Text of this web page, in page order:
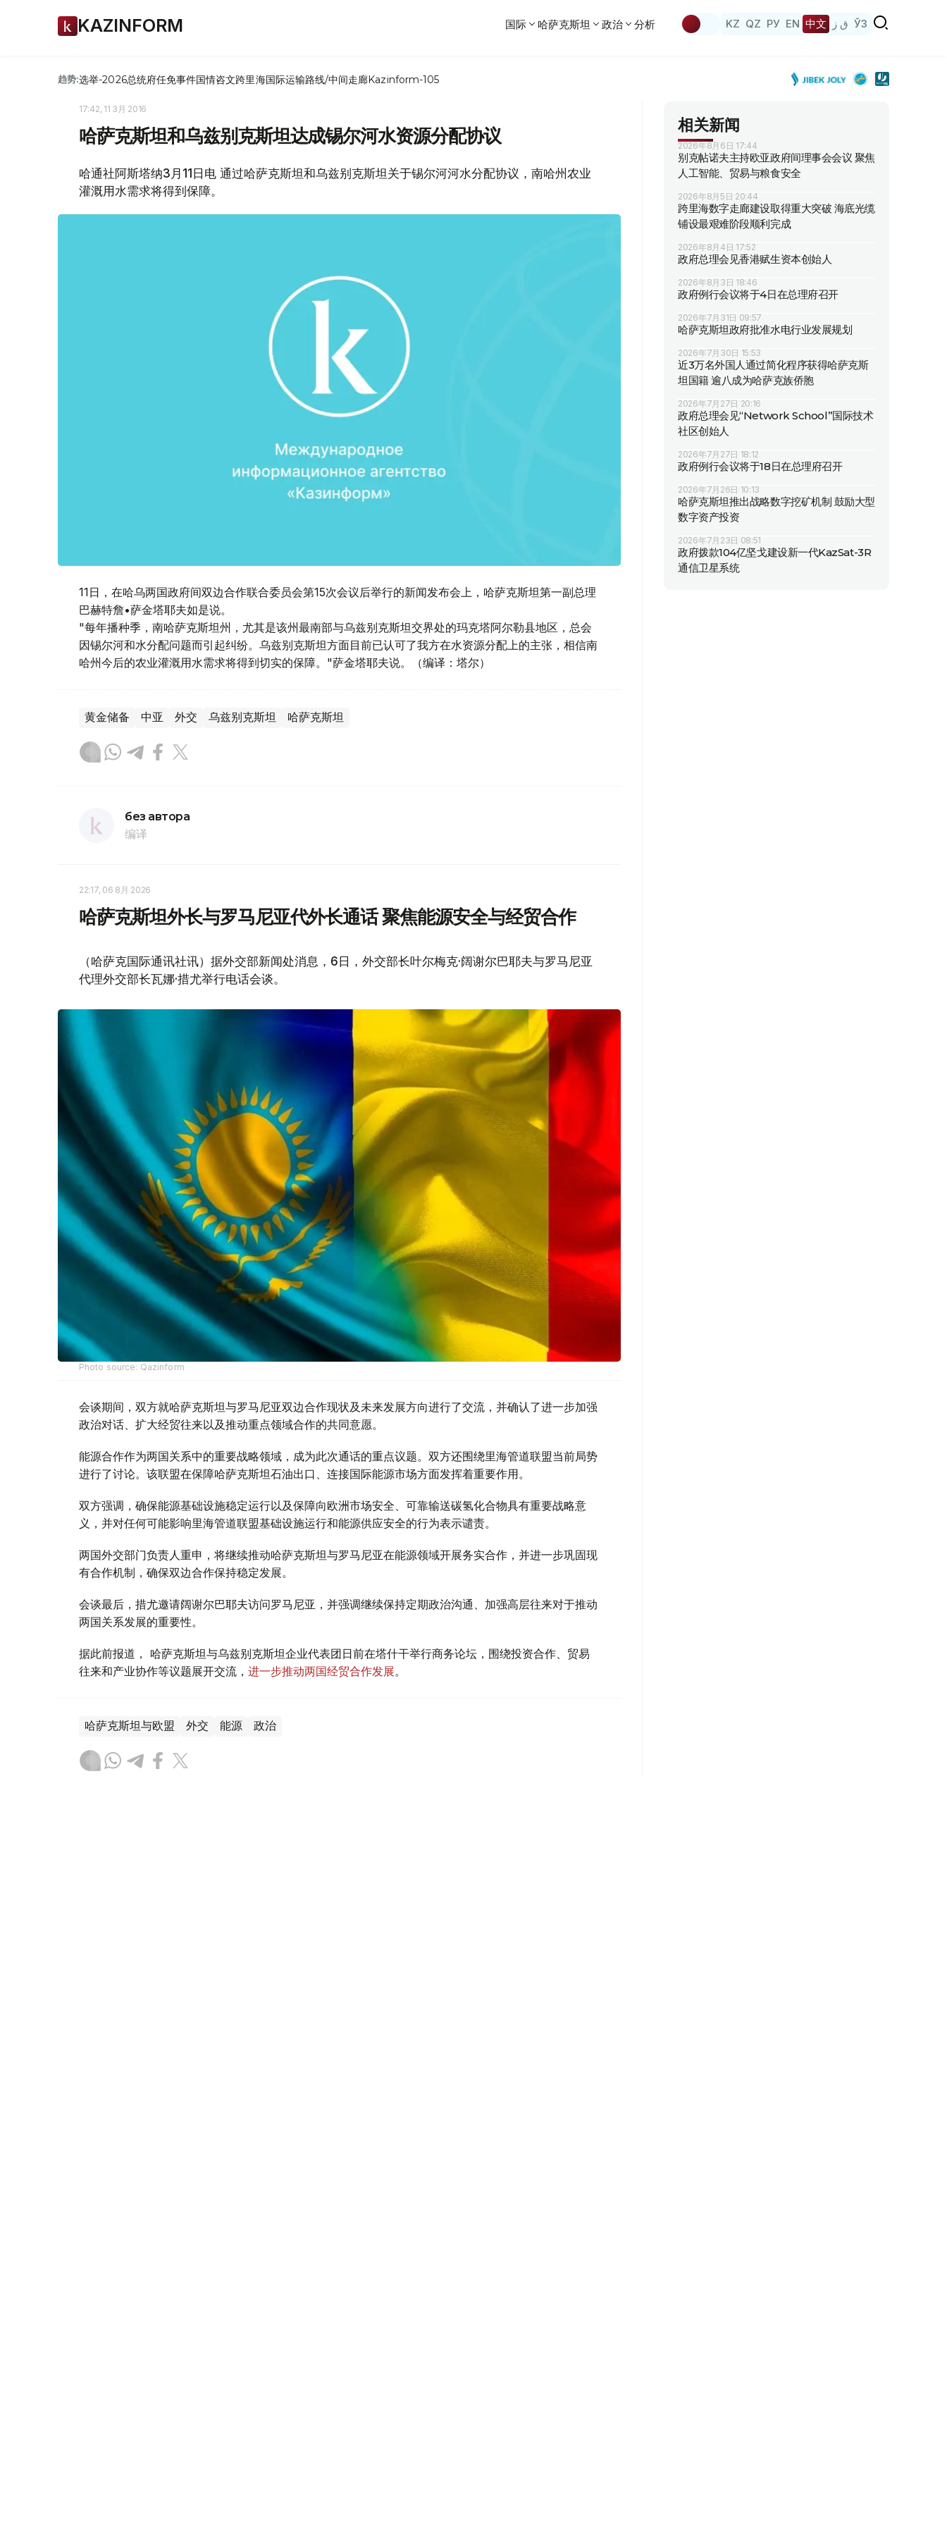
KAZINFORM 国际 哈萨克斯坦 政治 分析 KZ QZ РУ EN 中文 ق ز ЎЗ
趋势:选举-2026总统府任免事件国情咨文跨里海国际运输路线/中间走廊Kazinform-105
17:42, 11 3月 2016
哈萨克斯坦和乌兹别克斯坦达成锡尔河水资源分配协议
哈通社阿斯塔纳3月11日电 通过哈萨克斯坦和乌兹别克斯坦关于锡尔河河水分配协议，南哈州农业
灌溉用水需求将得到保障。
11日，在哈乌两国政府间双边合作联合委员会第15次会议后举行的新闻发布会上，哈萨克斯坦第一副总理
巴赫特詹•萨金塔耶夫如是说。
"每年播种季，南哈萨克斯坦州，尤其是该州最南部与乌兹别克斯坦交界处的玛克塔阿尔勒县地区，总会
因锡尔河和水分配问题而引起纠纷。乌兹别克斯坦方面目前已认可了我方在水资源分配上的主张，相信南
哈州今后的农业灌溉用水需求将得到切实的保障。"萨金塔耶夫说。（编译：塔尔）
黄金储备 中亚 外交 乌兹别克斯坦 哈萨克斯坦
без автора
编译
22:17, 06 8月 2026
哈萨克斯坦外长与罗马尼亚代外长通话 聚焦能源安全与经贸合作
（哈萨克国际通讯社讯）据外交部新闻处消息，6日，外交部长叶尔梅克·阔谢尔巴耶夫与罗马尼亚
代理外交部长瓦娜·措尤举行电话会谈。
Photo source: Qazinform
会谈期间，双方就哈萨克斯坦与罗马尼亚双边合作现状及未来发展方向进行了交流，并确认了进一步加强
政治对话、扩大经贸往来以及推动重点领域合作的共同意愿。
能源合作作为两国关系中的重要战略领域，成为此次通话的重点议题。双方还围绕里海管道联盟当前局势
进行了讨论。该联盟在保障哈萨克斯坦石油出口、连接国际能源市场方面发挥着重要作用。
双方强调，确保能源基础设施稳定运行以及保障向欧洲市场安全、可靠输送碳氢化合物具有重要战略意
义，并对任何可能影响里海管道联盟基础设施运行和能源供应安全的行为表示谴责。
两国外交部门负责人重申，将继续推动哈萨克斯坦与罗马尼亚在能源领域开展务实合作，并进一步巩固现
有合作机制，确保双边合作保持稳定发展。
会谈最后，措尤邀请阔谢尔巴耶夫访问罗马尼亚，并强调继续保持定期政治沟通、加强高层往来对于推动
两国关系发展的重要性。
据此前报道， 哈萨克斯坦与乌兹别克斯坦企业代表团日前在塔什干举行商务论坛，围绕投资合作、贸易
往来和产业协作等议题展开交流， 进一步推动两国经贸合作发展。
哈萨克斯坦与欧盟 外交 能源 政治
相关新闻
2026年8月6日 17:44
别克帖诺夫主持欧亚政府间理事会会议 聚焦
人工智能、贸易与粮食安全
2026年8月5日 20:44
跨里海数字走廊建设取得重大突破 海底光缆
铺设最艰难阶段顺利完成
2026年8月4日 17:52
政府总理会见香港赋生资本创始人
2026年8月3日 18:46
政府例行会议将于4日在总理府召开
2026年7月31日 09:57
哈萨克斯坦政府批准水电行业发展规划
2026年7月30日 15:53
近3万名外国人通过简化程序获得哈萨克斯
坦国籍 逾八成为哈萨克族侨胞
2026年7月27日 20:16
政府总理会见“Network School”国际技术
社区创始人
2026年7月27日 18:12
政府例行会议将于18日在总理府召开
2026年7月26日 10:13
哈萨克斯坦推出战略数字挖矿机制 鼓励大型
数字资产投资
2026年7月23日 08:51
政府拨款104亿坚戈建设新一代KazSat-3R
通信卫星系统